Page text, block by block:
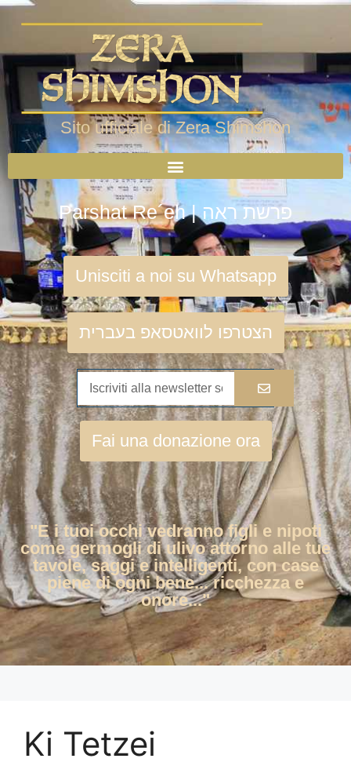
Sito ufficiale di Zera Shimshon
Parshat Re´eh | פרשת ראה
Unisciti a noi su Whatsapp
הצטרפו לוואטסאפ בעברית
Fai una donazione ora
"E i tuoi occhi vedranno figli e nipoti
come germogli di ulivo attorno alle tue
tavole, saggi e intelligenti, con case
piene di ogni bene... ricchezza e
onore..."
Ki Tetzei